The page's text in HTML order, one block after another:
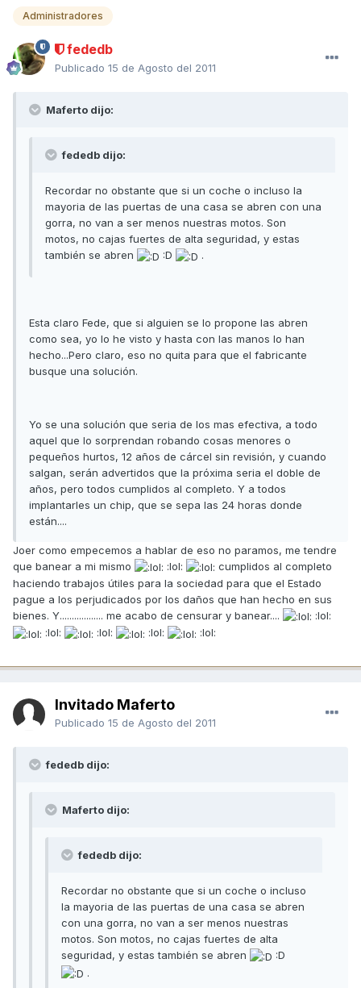
Administradores
fededb
Publicado 15 de Agosto del 2011
Maferto dijo:
fededb dijo:
Recordar no obstante que si un coche o incluso la
mayoria de las puertas de una casa se abren con una
gorra, no van a ser menos nuestras motos. Son
motos, no cajas fuertes de alta seguridad, y estas
también se abren
:D .
Esta claro Fede, que si alguien se lo propone las abren
como sea, yo lo he visto y hasta con las manos lo han
hecho...Pero claro, eso no quita para que el fabricante
busque una solución.
Yo se una solución que seria de los mas efectiva, a todo
aquel que lo sorprendan robando cosas menores o
pequeños hurtos, 12 años de cárcel sin revisión, y cuando
salgan, serán advertidos que la próxima seria el doble de
años, pero todos cumplidos al completo. Y a todos
implantarles un chip, que se sepa las 24 horas donde
están....
Joer como empecemos a hablar de eso no paramos, me tendre
que banear a mi mismo
:lol:
cumplidos al completo
haciendo trabajos útiles para la sociedad para que el Estado
pague a los perjudicados por los daños que han hecho en sus
bienes. Y.................. me acabo de censurar y banear....
:lol:
:lol:
:lol: :lol: :lol:
Invitado Maferto
Publicado 15 de Agosto del 2011
fededb dijo:
Maferto dijo:
fededb dijo:
Recordar no obstante que si un coche o incluso
la mayoria de las puertas de una casa se abren
con una gorra, no van a ser menos nuestras
motos. Son motos, no cajas fuertes de alta
seguridad, y estas también se abren
:D
.